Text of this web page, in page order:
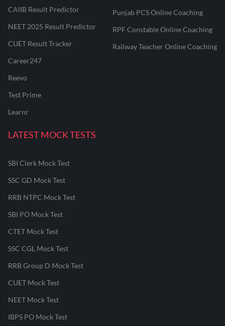
CAIIB Result Predictor
NEET 2025 Result Predictor
CUET Result Tracker
Career247
Reevo
Test Prime
Learnr
Punjab PCS Online Coaching
RPF Constable Online Coaching
Railway Teacher Online Coaching
LATEST MOCK TESTS
SBI Clerk Mock Test
SSC GD Mock Test
RRB NTPC Mock Test
SBI PO Mock Test
CTET Mock Test
SSC CGL Mock Test
RRB Group D Mock Test
CUET Mock Test
NEET Mock Test
IBPS PO Mock Test